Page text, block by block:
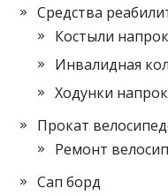
Средства
Костыли
Инвалидная
Ходунки
Прокат
Ремонт
Сап борд